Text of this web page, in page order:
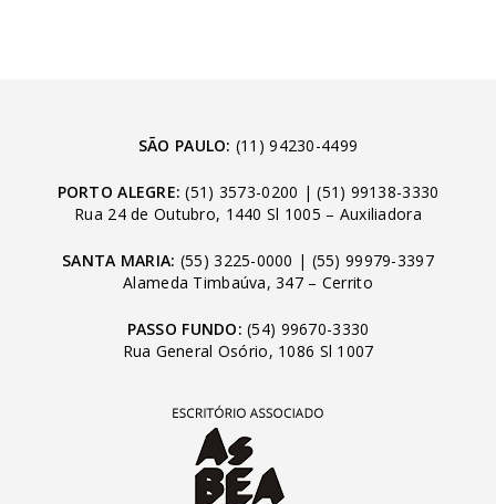
SÃO PAULO: (11) 94230-4499
PORTO ALEGRE: (51) 3573-0200 |(51) 99138-3330
Rua 24 de Outubro, 1440 Sl 1005 – Auxiliadora
SANTA MARIA: (55) 3225-0000 | (55) 99979-3397
Alameda Timbaúva, 347 – Cerrito
PASSO FUNDO: (54) 99670-3330
Rua General Osório, 1086 Sl 1007